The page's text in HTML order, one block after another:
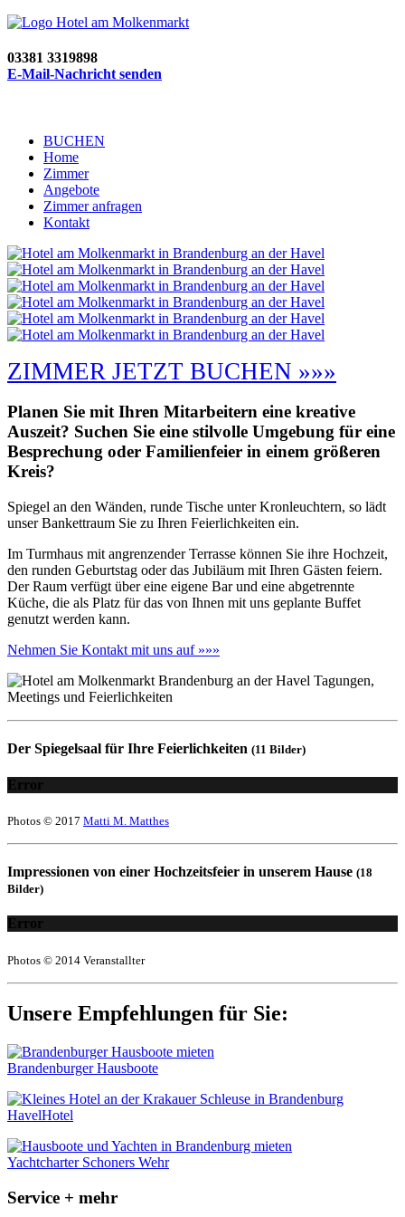
03381 3319898
E-Mail-Nachricht senden
BUCHEN
Home
Zimmer
Angebote
Zimmer anfragen
Kontakt
ZIMMER JETZT BUCHEN »»»
Planen Sie mit Ihren Mitarbeitern eine kreative
Auszeit? Suchen Sie eine stilvolle Umgebung für eine
Besprechung oder Familienfeier in einem größeren
Kreis?
Spiegel an den Wänden, runde Tische unter Kronleuchtern, so lädt
unser Bankettraum Sie zu Ihren Feierlichkeiten ein.
Im Turmhaus mit angrenzender Terrasse können Sie ihre Hochzeit,
den runden Geburtstag oder das Jubiläum mit Ihren Gästen feiern.
Der Raum verfügt über eine eigene Bar und eine abgetrennte
Küche, die als Platz für das von Ihnen mit uns geplante Buffet
genutzt werden kann.
Nehmen Sie Kontakt mit uns auf »»»
Der Spiegelsaal für Ihre Feierlichkeiten (11 Bilder)
Error
Photos © 2017 Matti M. Matthes
Impressionen von einer Hochzeitsfeier in unserem Hause (18
Bilder)
Error
Photos © 2014 Veranstallter
Unsere Empfehlungen für Sie:
Brandenburger Hausboote
HavelHotel
Yachtcharter Schoners Wehr
Service + mehr